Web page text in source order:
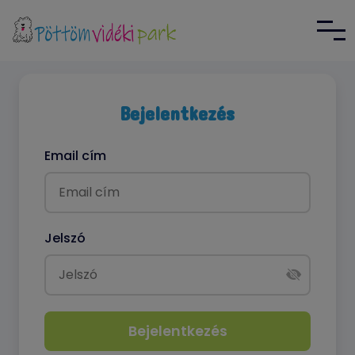
Bejelentkezés
Email cím
Jelszó
Bejelentkezés